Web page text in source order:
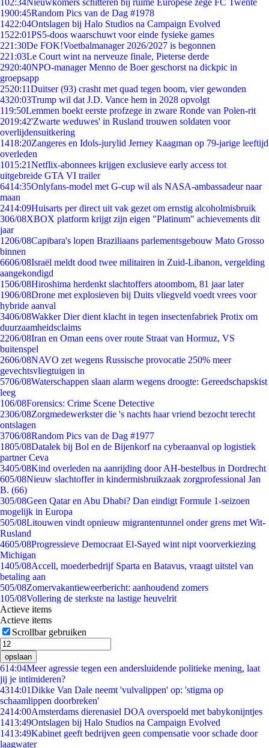
102:34Nieuwkomers schitteren bij ruime Europese zege FC Twente
1900:45Random Pics van de Dag #1978
1422:04Ontslagen bij Halo Studios na Campaign Evolved
1522:01PS5-doos waarschuwt voor einde fysieke games
221:30De FOK!Voetbalmanager 2026/2027 is begonnen
221:03Le Court wint na nerveuze finale, Pieterse derde
2920:40NPO-manager Menno de Boer geschorst na dickpic in
groepsapp
2520:11Duitser (93) crasht met quad tegen boom, vier gewonden
4320:03Trump wil dat J.D. Vance hem in 2028 opvolgt
119:50Lemmen boekt eerste profzege in zware Ronde van Polen-rit
2019:42'Zwarte weduwes' in Rusland trouwen soldaten voor
overlijdensuitkering
1418:20Zangeres en Idols-jurylid Jerney Kaagman op 79-jarige leeftijd
overleden
1015:21Netflix-abonnees krijgen exclusieve early access tot
uitgebreide GTA VI trailer
6414:35Onlyfans-model met G-cup wil als NASA-ambassadeur naar
maan
2414:09Huisarts per direct uit vak gezet om ernstig alcoholmisbruik
306/08XBOX platform krijgt zijn eigen "Platinum" achievements dit
jaar
1206/08Capibara's lopen Braziliaans parlementsgebouw Mato Grosso
binnen
6606/08Israël meldt dood twee militairen in Zuid-Libanon, vergelding
aangekondigd
1506/08Hiroshima herdenkt slachtoffers atoombom, 81 jaar later
1906/08Drone met explosieven bij Duits vliegveld voedt vrees voor
hybride aanval
3406/08Wakker Dier dient klacht in tegen insectenfabriek Protix om
duurzaamheidsclaims
2206/08Iran en Oman eens over route Straat van Hormuz, VS
buitenspel
2606/08NAVO zet wegens Russische provocatie 250% meer
gevechtsvliegtuigen in
5706/08Waterschappen slaan alarm wegens droogte: Gereedschapskist
leeg
106/08Forensics: Crime Scene Detective
2306/08Zorgmedewerkster die 's nachts haar vriend bezocht terecht
ontslagen
3706/08Random Pics van de Dag #1977
1805/08Datalek bij Bol en de Bijenkorf na cyberaanval op logistiek
partner Ceva
3405/08Kind overleden na aanrijding door AH-bestelbus in Dordrecht
605/08Nieuw slachtoffer in kindermisbruikzaak zorgprofessional Jan
B. (66)
305/08Geen Qatar en Abu Dhabi? Dan eindigt Formule 1-seizoen
mogelijk in Europa
505/08Litouwen vindt opnieuw migrantentunnel onder grens met Wit-
Rusland
4605/08Progressieve Democraat El-Sayed wint nipt voorverkiezing
Michigan
1405/08Accell, moederbedrijf Sparta en Batavus, vraagt uitstel van
betaling aan
505/08Zomervakantieweerbericht: aanhoudend zomers
105/08Vollering de sterkste na lastige heuvelrit
Actieve items
Actieve items
Scrollbar gebruiken
opslaan
614:04Meer agressie tegen een andersluidende politieke mening, laat
jij je intimideren?
4314:01Dikke Van Dale neemt 'vulvalippen' op: 'stigma op
schaamlippen doorbreken'
2414:00Amsterdams dierenasiel DOA overspoeld met babykonijntjes
1413:49Ontslagen bij Halo Studios na Campaign Evolved
1413:49Kabinet geeft bedrijven geen compensatie voor schade door
laagwater